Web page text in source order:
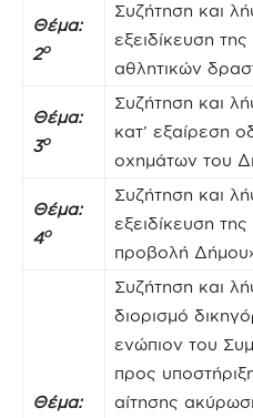
Θέμα:
2ο
Συζήτηση και
εξειδίκευση
αθλητικών
Θέμα:
3ο
Συζήτηση και
κατ’ εξαίρεση
οχημάτων του
Θέμα:
4ο
Συζήτηση και
εξειδίκευση
προβολή
Θέμα:
Συζήτηση και
διορισμό
ενώπιον του
προς
αίτησης